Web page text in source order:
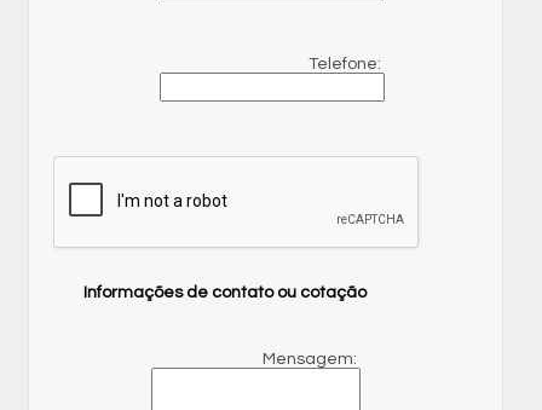
Telefone:
Informações de contato ou cotação
Mensagem: